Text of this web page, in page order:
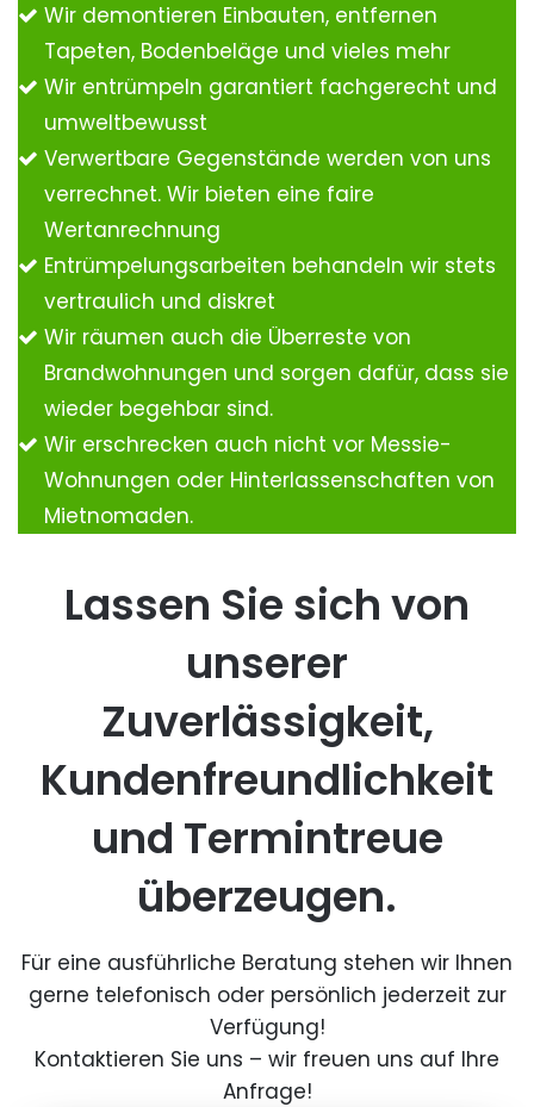
Wir demontieren Einbauten, entfernen
Tapeten, Bodenbeläge und vieles mehr
Wir entrümpeln garantiert fachgerecht und
umweltbewusst
Verwertbare Gegenstände werden von uns
verrechnet. Wir bieten eine faire
Wertanrechnung
Entrümpelungsarbeiten behandeln wir stets
vertraulich und diskret
Wir räumen auch die Überreste von
Brandwohnungen und sorgen dafür, dass sie
wieder begehbar sind.
Wir erschrecken auch nicht vor Messie-
Wohnungen oder Hinterlassenschaften von
Mietnomaden.
Lassen Sie sich von
unserer
Zuverlässigkeit,
Kundenfreundlichkeit
und Termintreue
überzeugen.
Für eine ausführliche Beratung stehen wir Ihnen
gerne telefonisch oder persönlich jederzeit zur
Verfügung!
Kontaktieren Sie uns – wir freuen uns auf Ihre
Anfrage!